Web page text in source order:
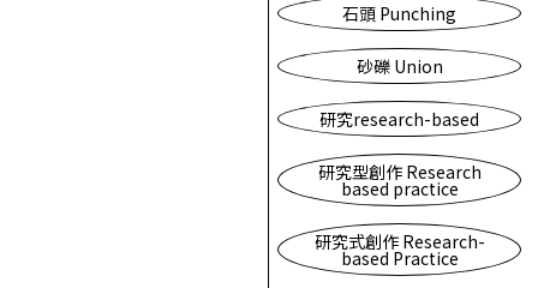
石頭 Punching
砂礫 Union
研究research-based
研究型創作 Research
based practice
研究式創作 Research-
based Practice